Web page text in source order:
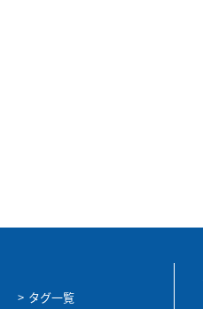
タグ一覧